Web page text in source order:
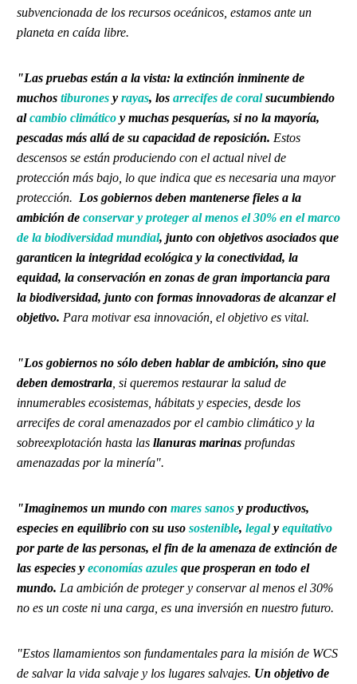
subvencionada de los recursos oceánicos, estamos ante un
planeta en caída libre.
"Las pruebas están a la vista: la extinción inminente de
muchos tiburones y rayas, los arrecifes de coralsucumbiendo
alcambio climático y muchas pesquerías, si no la mayoría,
pescadas más allá de su capacidad de reposición. Estos
descensos se están produciendo con el actual nivel de
protección más bajo, lo que indica que es necesaria una mayor
protección. Los gobiernos deben mantenerse fieles a la
ambición de conservar y proteger al menos el 30% en el marco
de la biodiversidad mundial, junto con objetivos asociados que
garanticen la integridad ecológica y la conectividad, la
equidad, la conservación en zonas de gran importancia para
la biodiversidad, junto con formas innovadoras de alcanzar el
objetivo. Para motivar esa innovación, el objetivo es vital.
"Los gobiernos no sólo deben hablar de ambición, sino que
deben demostrarla , si queremos restaurar la salud de
innumerables ecosistemas, hábitats y especies, desde los
arrecifes de coral amenazados por el cambio climático y la
sobreexplotación hasta las llanuras marinas profundas
amenazadas por la minería".
"Imaginemos un mundo con mares sanos y productivos,
especies en equilibrio con su uso sostenible, legaly equitativo
por parte de las personas, el fin de la amenaza de extinción de
las especies y economías azules que prosperan en todo el
mundo. La ambición de proteger y conservar al menos el 30%
no es un coste ni una carga, es una inversión en nuestro futuro.
"Estos llamamientos son fundamentales para la misión de WCS
de salvar la vida salvaje y los lugares salvajes. Un objetivo de